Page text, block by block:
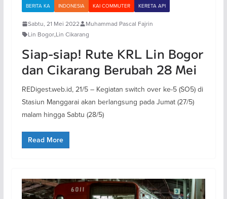
BERITA KA INDONESIA KAI COMMUTER KERETA API
Sabtu, 21 Mei 2022
Muhammad Pascal Fajrin
Lin Bogor,Lin Cikarang
Siap-siap! Rute KRL Lin Bogor
dan Cikarang Berubah 28 Mei
REDigest.web.id, 21/5 – Kegiatan switch over ke-5 (SO5) di
Stasiun Manggarai akan berlangsung pada Jumat (27/5)
malam hingga Sabtu (28/5)
Read More